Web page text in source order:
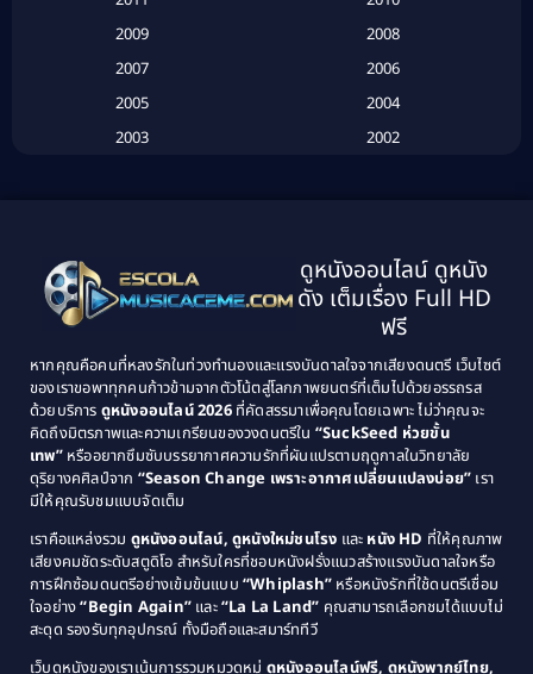
(134)
Classic หนังคลาสสิก(21)
Classic หนังคลาสสิก(25)
Comedy ตลก(46)
Comedy ตลก(515)
Coming of Age ก้าวพ้นวัย(1)
Coming-of-Age(3)
2009
2008
2007
2006
2005
2004
2003
2002
1995
1994
1993
1992
1989
1988
1987
1986
1985
1984
1983
1982
1979
1978
1976
1975
1974
1971
1970
ดูหนังออนไลน์ ดูหนัง
ดัง เต็มเรื่อง Full HD
ฟรี
หากคุณคือคนที่หลงรักในท่วงทำนองและแรงบันดาลใจจากเสียงดนตรี เว็บไซต์
ของเราขอพาทุกคนก้าวข้ามจากตัวโน้ตสู่โลกภาพยนตร์ที่เต็มไปด้วยอรรถรส
ด้วยบริการ ดูหนังออนไลน์ 2026ที่คัดสรรมาเพื่อคุณโดยเฉพาะ ไม่ว่าคุณจะ
คิดถึงมิตรภาพและความเกรียนของวงดนตรีใน “SuckSeed ห่วยขั้น
เทพ”หรืออยากซึมซับบรรยากาศความรักที่ผันแปรตามฤดูกาลในวิทยาลัย
ดุริยางคศิลป์จาก “Season Change เพราะอากาศเปลี่ยนแปลงบ่อย” เรา
มีให้คุณรับชมแบบจัดเต็ม
เราคือแหล่งรวม ดูหนังออนไลน์, ดูหนังใหม่ชนโรง และ หนัง HD ที่ให้คุณภาพ
เสียงคมชัดระดับสตูดิโอ สำหรับใครที่ชอบหนังฝรั่งแนวสร้างแรงบันดาลใจหรือ
การฝึกซ้อมดนตรีอย่างเข้มข้นแบบ “Whiplash” หรือหนังรักที่ใช้ดนตรีเชื่อม
ใจอย่าง“Begin Again” และ“La La Land” คุณสามารถเลือกชมได้แบบไม่
สะดุด รองรับทุกอุปกรณ์ ทั้งมือถือและสมาร์ททีวี
เว็บดูหนังของเราเน้นการรวมหมวดหมู่ ดูหนังออนไลน์ฟรี, ดูหนังพากย์ไทย,